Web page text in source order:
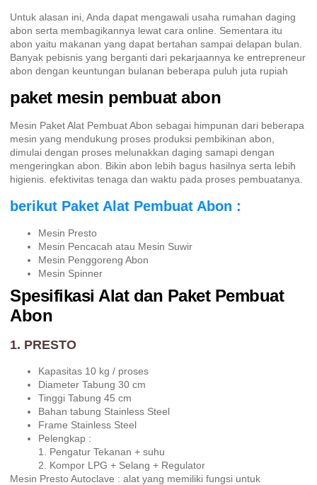
Untuk alasan ini, Anda dapat mengawali usaha rumahan daging
abon serta membagikannya lewat cara online. Sementara itu
abon yaitu makanan yang dapat bertahan sampai delapan bulan.
Banyak pebisnis yang berganti dari pekarjaannya ke entrepreneur
abon dengan keuntungan bulanan beberapa puluh juta rupiah
paket mesin pembuat abon
Mesin Paket Alat Pembuat Abon sebagai himpunan dari beberapa
mesin yang mendukung proses produksi pembikinan abon,
dimulai dengan proses melunakkan daging samapi dengan
mengeringkan abon. Bikin abon lebih bagus hasilnya serta lebih
higienis. efektivitas tenaga dan waktu pada proses pembuatanya.
berikut Paket Alat Pembuat Abon :
Mesin Presto
Mesin Pencacah atau Mesin Suwir
Mesin Penggoreng Abon
Mesin Spinner
Spesifikasi Alat dan Paket Pembuat
Abon
1. PRESTO
Kapasitas 10 kg / proses
Diameter Tabung 30 cm
Tinggi Tabung 45 cm
Bahan tabung Stainless Steel
Frame Stainless Steel
Pelengkap :
1. Pengatur Tekanan + suhu
2. Kompor LPG + Selang + Regulator
Mesin Presto Autoclave : alat yang memiliki fungsi untuk